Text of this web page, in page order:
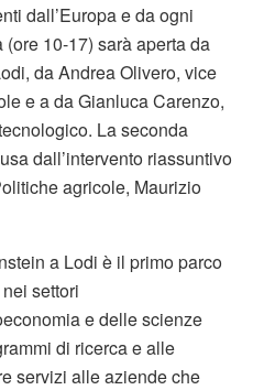
dall’Europa e da ogni
10-17) sarà aperta da
da Andrea Olivero, vice
e a da Gianluca Carenzo,
La seconda
dall’intervento riassuntivo
agricole, Maurizio
a Lodi è il primo parco
settori
e delle scienze
di ricerca e alle
servizi alle aziende che